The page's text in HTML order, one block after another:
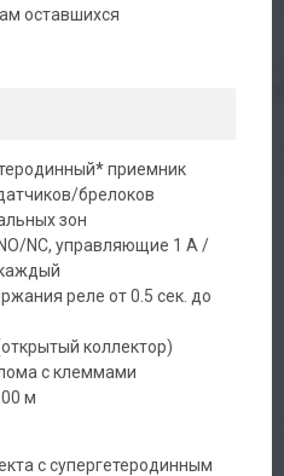
оставшихся
*приемник
брелоков
зон
NC, управляющие 1 A /
реле от 0.5 сек. до
коллектор)
с клеммами
м
с супергетеродинным